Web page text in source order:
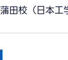
蒲田校（日本工